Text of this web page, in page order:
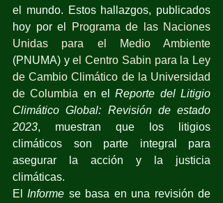
el mundo. Estos hallazgos, publicados
hoy por el
Programa de las Naciones
Unidas para el Medio Ambiente
(PNUMA) y el Centro Sabin para la Ley
de Cambio Climático de la Universidad
de Columbia en el Reporte del Litigio
Climático Global: Revisión de estado
2023, muestran que los litigios
climáticos son parte integral para
asegurar la acción y la justicia
climáticas.
El Informe se basa en una revisión de